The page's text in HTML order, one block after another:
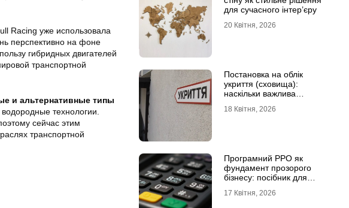
Racing уже использовала
перспективно на фоне
гибридных двигателей
транспортной
и альтернативные типы
технологии.
сейчас этим
транспортной
для сучасного інтер’єру
20 Квітня, 2026
Постановка на облік
укриття (сховища):
наскільки важлива
18 Квітня, 2026
Програмний РРО як
фундамент прозорого
бізнесу: посібник для
17 Квітня, 2026